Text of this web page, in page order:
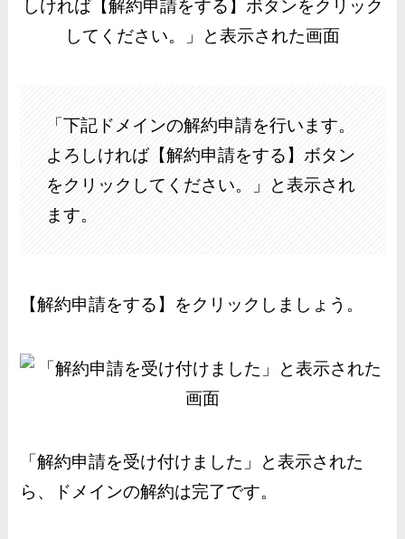
「下記ドメインの解約申請を行います。
よろしければ【解約申請をする】ボタン
をクリックしてください。」と表示され
ます。
【解約申請をする】をクリックしましょう。
「解約申請を受け付けました」と表示された
ら、ドメインの解約は完了です。